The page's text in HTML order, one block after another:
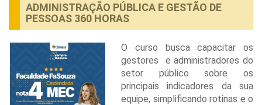
ADMINISTRAÇÃO PÚBLICA E GESTÃO DE
PESSOAS 360 HORAS
O curso busca capacitar os
gestores e administradores do
setor público sobre os
principais indicadores da sua
equipe, simplificando rotinas e o